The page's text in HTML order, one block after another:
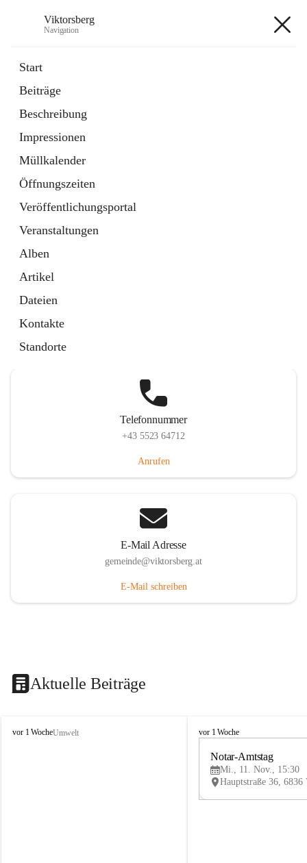
Viktorsberg
Navigation
Start
Beiträge
Beschreibung
Impressionen
Müllkalender
Öffnungszeiten
Veröffentlichungsportal
Veranstaltungen
Alben
Artikel
Dateien
Kontakte
Standorte
1 Schnellzugriff
Bürgerservice
10 Schnellzugriffe
Telefonnummer
+43 5523 64712
Anrufen
E-Mail Adresse
gemeinde@viktorsberg.at
E-Mail schreiben
Aktuelle Beiträge
V
vor 1 WocheUmwelt
V
vor 1 Woche
Notar-Amtstag
Mi., 11. Nov., 15:30